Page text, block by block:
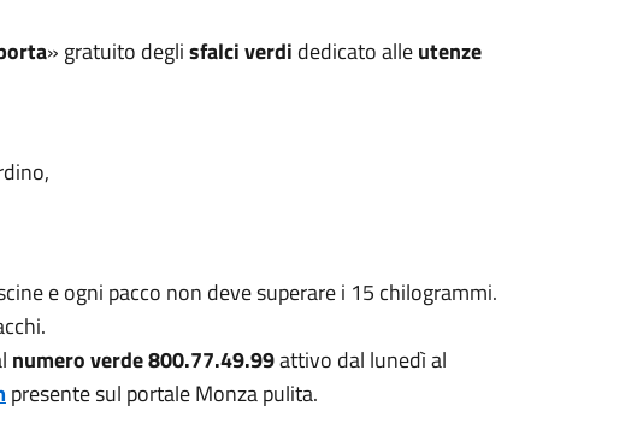
» gratuito deglisfalci verdi dedicato alleutenze
e ogni pacco non deve superare i 15 chilogrammi.
numero verde 800.77.49.99attivo dal lunedì al
presente sul portale Monza pulita.